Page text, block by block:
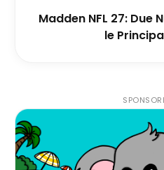
Madden NFL 27: Due
le